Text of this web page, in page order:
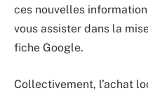
ces nouvelles
vous assister dans la
fiche Google.
Collectivement, l’achat